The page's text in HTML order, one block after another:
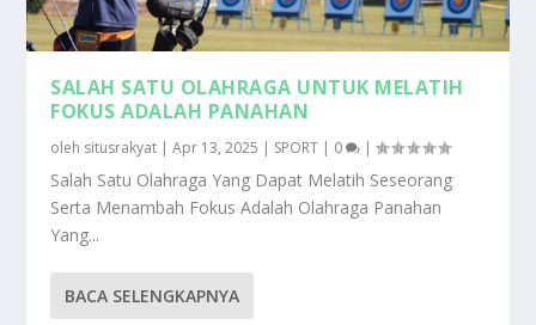
SALAH SATU OLAHRAGA UNTUK MELATIH
FOKUS ADALAH PANAHAN
oleh situsrakyat |Apr 13, 2025 | SPORT | 0 |
Salah Satu Olahraga Yang Dapat Melatih Seseorang
Serta Menambah Fokus Adalah Olahraga Panahan
Yang...
BACA SELENGKAPNYA